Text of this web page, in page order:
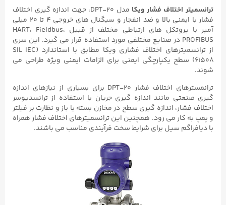
ترانسمیتر اختلاف فشار ویکا
مدل DPT-۲۰، جهت اندازه گیری اختلاف
فشار با ایمنی بالا و ضد انفجار و سیگنال های خروجی ۴ تا ۲۰ میلی
آمپر با پروتکل های ارتباطی مختلف از قبیل HART، Fieldbus،
PROFIBUS در صنایع مختلفی مورد استفاده قرار می گیرد. این سری
از ترانسمیترهای اختلاف فشاری ویکا مطابق با استاندارد (SIL IEC
۶۱۵۰۸) سطح یکپارچگی ایمنی برای الزامات ایمنی ویژه طراحی می
شوند.
ترانمسترهای اختلاف فشار DPT-۲۰ برای بسیاری از نیازهای اندازه
گیری صنعتی مانند اندازه گیری جریان با استفاده از ترانسدیوسر
اختلاف فشار، اندازه گیری سطح در مخازن بسته یا باز و نظارت بر فیلتر
و پمپ به کار می رود. همچنین این ترانسمیترهای اختلاف فشار همراه
با دیافراگم سیل برای شرایط سخت فرآیندی مناسب می باشند.